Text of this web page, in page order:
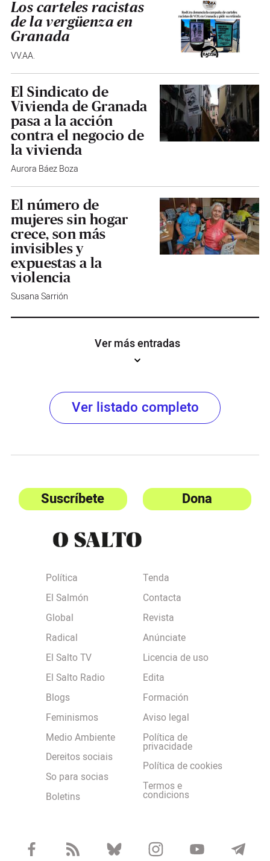
Los carteles racistas
de la vergüenza en
Granada
VV.AA.
El Sindicato de
Vivienda de Granada
pasa a la acción
contra el negocio de
la vivienda
Aurora Báez Boza
El número de
mujeres sin hogar
crece, son más
invisibles y
expuestas a la
violencia
Susana Sarrión
Ver más entradas
Ver listado completo
Suscríbete Dona
Política
El Salmón
Global
Radical
El Salto TV
El Salto Radio
Blogs
Feminismos
Medio Ambiente
Dereitos sociais
So para socias
Boletins
Tenda
Contacta
Revista
Anúnciate
Licencia de uso
Edita
Formación
Aviso legal
Política de
privacidade
Política de cookies
Termos e
condicions